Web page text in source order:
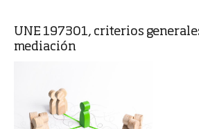
UNE 197301, criterios
mediación